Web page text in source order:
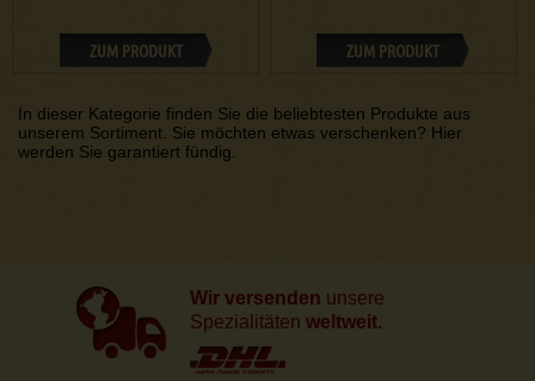
ZUM PRODUKT ZUM PRODUKT
In dieser Kategorie finden Sie die beliebtesten Produkte aus
unserem Sortiment. Sie möchten etwas verschenken? Hier
werden Sie garantiert fündig.
Wir versenden unsere
Spezialitäten weltweit.